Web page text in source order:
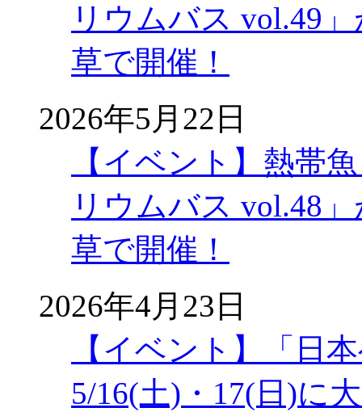
リウムバス vol.49
草で開催！
2026年5月22日
【イベント】熱帯
リウムバス vol.48
草で開催！
2026年4月23日
【イベント】「日
5/16(土)・17(日)に